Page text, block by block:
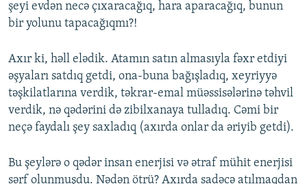
şeyi evdən necə çıxaracağıq, hara aparacağıq, bunun
bir yolunu tapacağıqmı?!
Axır ki, həll elədik. Atamın satın almasıyla fəxr etdiyi
əşyaları satdıq getdi, ona-buna bağışladıq, xeyriyyə
təşkilatlarına verdik, təkrar-emal müəssisələrinə təhvil
verdik, nə qədərini də zibilxanaya tulladıq. Cəmi bir
neçə faydalı şey saxladıq (axırda onlar da əriyib getdi).
Bu şeylərə o qədər insan enerjisi və ətraf mühit enerjisi
sərf olunmuşdu. Nədən ötrü? Axırda sadəcə atılmaqdan